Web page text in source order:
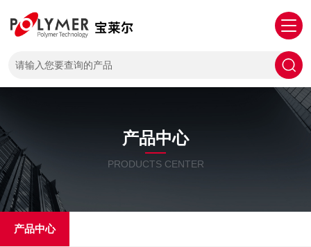
产品中心
PRODUCTS CENTER
产品中心